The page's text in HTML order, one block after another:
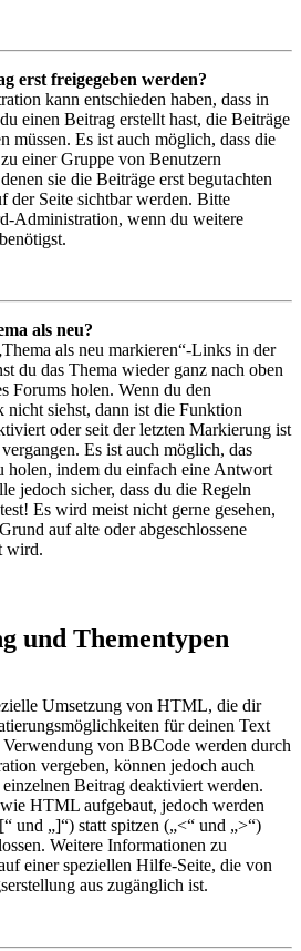
erst freigegeben werden?
kann entschieden haben, dass in
einen Beitrag erstellt hast, die Beiträge
müssen. Es ist auch möglich, dass die
einer Gruppe von Benutzern
sie die Beiträge erst begutachten
der Seite sichtbar werden. Bitte
Administration, wenn du weitere
als neu?
als neu markieren“-Links in der
du das Thema wieder ganz nach oben
Forums holen. Wenn du den
nicht siehst, dann ist die Funktion
oder seit der letzten Markierung ist
Es ist auch möglich, das
holen, indem du einfach eine Antwort
jedoch sicher, dass du die Regeln
Es wird meist nicht gerne gesehen,
auf alte oder abgeschlossene
wird.
und Thementypen
Umsetzung von HTML, die dir
für deinen Text
von BBCode werden durch
vergeben, können jedoch auch
Beitrag deaktiviert werden.
HTML aufgebaut, jedoch werden
und „]“) statt spitzen („<“ und „>“)
Weitere Informationen zu
einer speziellen Hilfe-Seite, die von
aus zugänglich ist.